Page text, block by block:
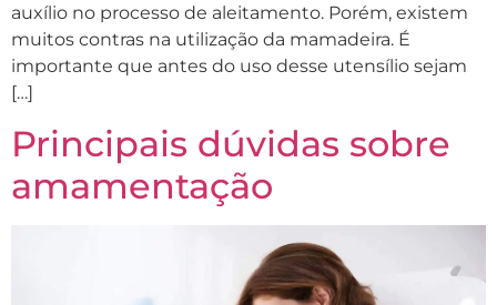
auxílio no processo de aleitamento. Porém, existem
muitos contras na utilização da mamadeira. É
importante que antes do uso desse utensílio sejam
[…]
Principais dúvidas sobre
amamentação